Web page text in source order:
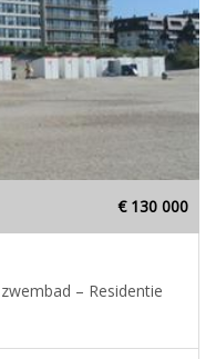
€ 130 000
– Residentie